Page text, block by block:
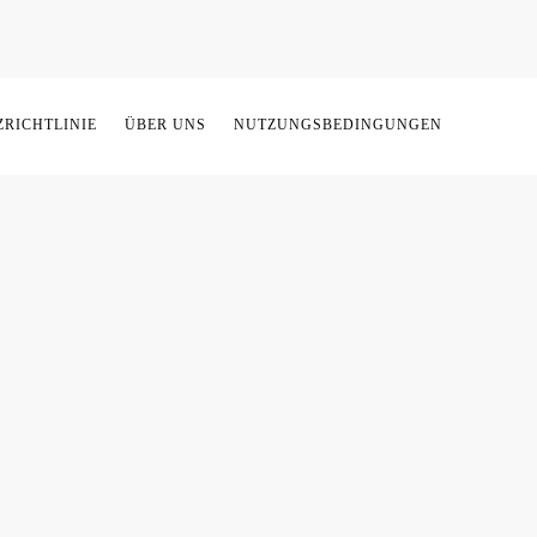
ÜBER UNS NUTZUNGSBEDINGUNGEN